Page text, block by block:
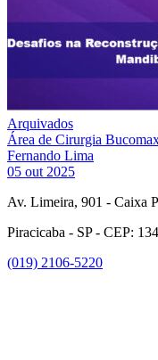
Arquivados
Área de Cirurgia
Fernando Lima
05 out 2025
Av. Limeira, 901 - Caixa
Piracicaba - SP - CEP:
(019) 2106-5220